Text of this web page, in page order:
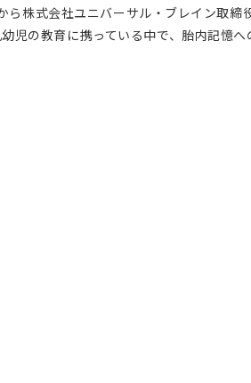
株式会社ユニバーサル・ブレイン取締
児の教育に携っている中で、胎内記憶